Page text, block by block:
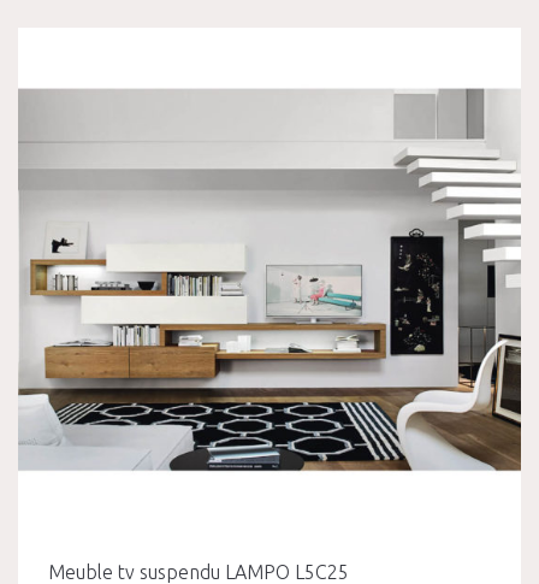
Meuble tv suspendu LAMPO L5C25